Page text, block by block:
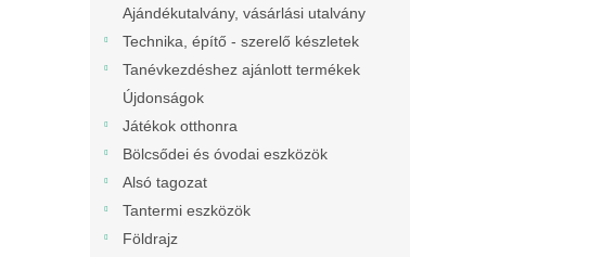
Ajándékutalvány, vásárlási utalvány
Technika, építő - szerelő készletek
Tanévkezdéshez ajánlott termékek
Újdonságok
Játékok otthonra
Bölcsődei és óvodai eszközök
Alsó tagozat
Tantermi eszközök
Földrajz